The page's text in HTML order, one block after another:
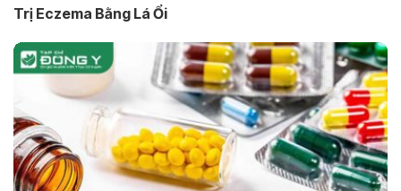
Trị Eczema Bằng Lá Ổi